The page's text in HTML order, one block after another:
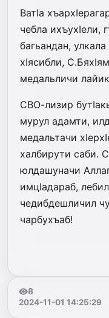
ВатIа
чебла ихъухIели,
багьандан,
хIясибли,
медальличи
СВО-лизир
мурул адамти,
медальтачи
халбирути саби.
юлдашуначи
имцIадараб,
чедибдешличил
чарбухъаб!
8
2024-11-01 14:25:29